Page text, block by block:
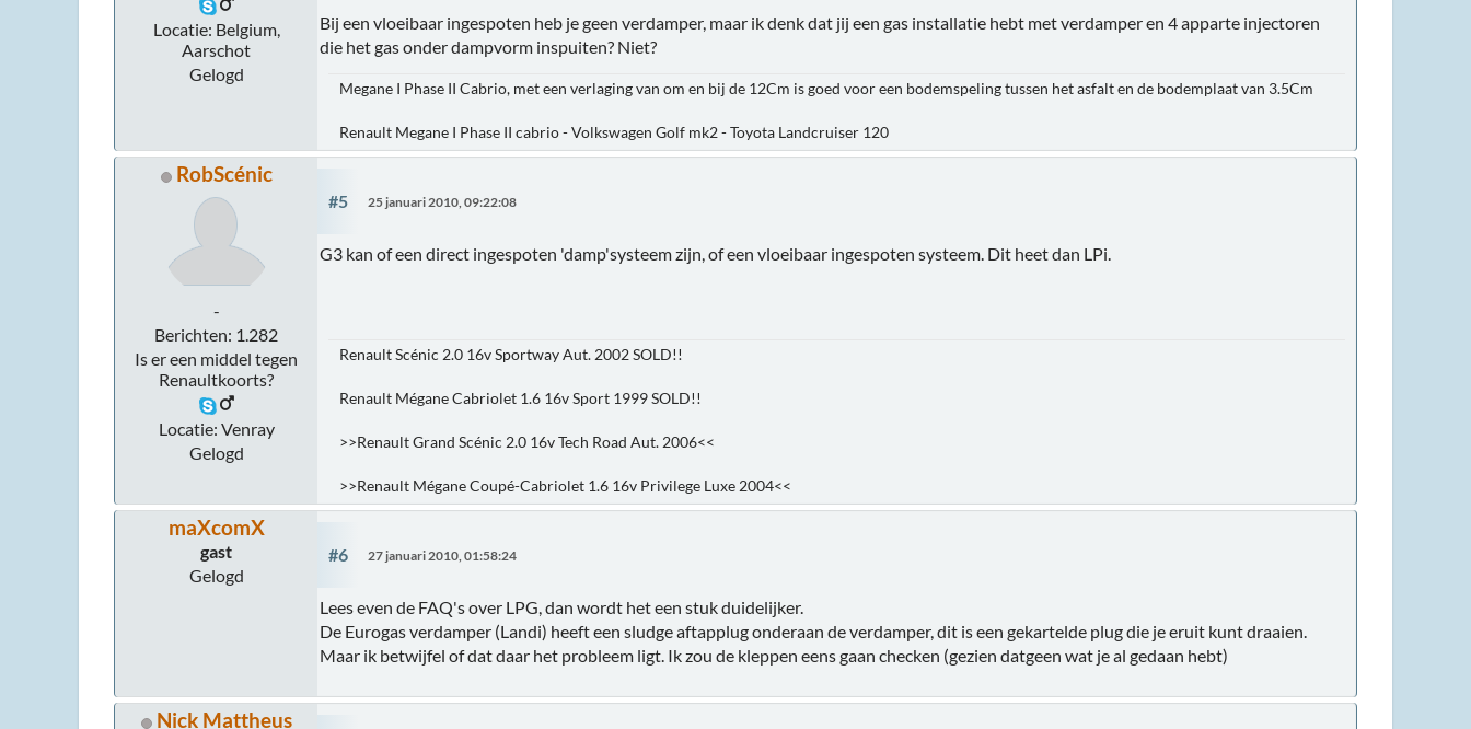
Locatie: Belgium,
Aarschot
Gelogd
Bij een vloeibaar ingespoten heb je geen verdamper, maar ik denk dat jij een gas installatie hebt met verdamper en 4 apparte injectoren
die het gas onder dampvorm inspuiten? Niet?
Megane I Phase II Cabrio, met een verlaging van om en bij de 12Cm is goed voor een bodemspeling tussen het asfalt en de bodemplaat van 3.5Cm
Renault Megane I Phase II cabrio - Volkswagen Golf mk2 - Toyota Landcruiser 120
RobScénic
-
Berichten: 1.282
Is er een middel tegen
Renaultkoorts?
Locatie: Venray
Gelogd
#5 25 januari 2010, 09:22:08
G3 kan of een direct ingespoten 'damp'systeem zijn, of een vloeibaar ingespoten systeem. Dit heet dan LPi.
Renault Scénic 2.0 16v Sportway Aut. 2002 SOLD!!
Renault Mégane Cabriolet 1.6 16v Sport 1999 SOLD!!
>>Renault Grand Scénic 2.0 16v Tech Road Aut. 2006<<
>>Renault Mégane Coupé-Cabriolet 1.6 16v Privilege Luxe 2004<<
maXcomX
gast
Gelogd
#6 27 januari 2010, 01:58:24
Lees even de FAQ's over LPG, dan wordt het een stuk duidelijker.
De Eurogas verdamper (Landi) heeft een sludge aftapplug onderaan de verdamper, dit is een gekartelde plug die je eruit kunt draaien.
Maar ik betwijfel of dat daar het probleem ligt. Ik zou de kleppen eens gaan checken (gezien datgeen wat je al gedaan hebt)
Nick Mattheus